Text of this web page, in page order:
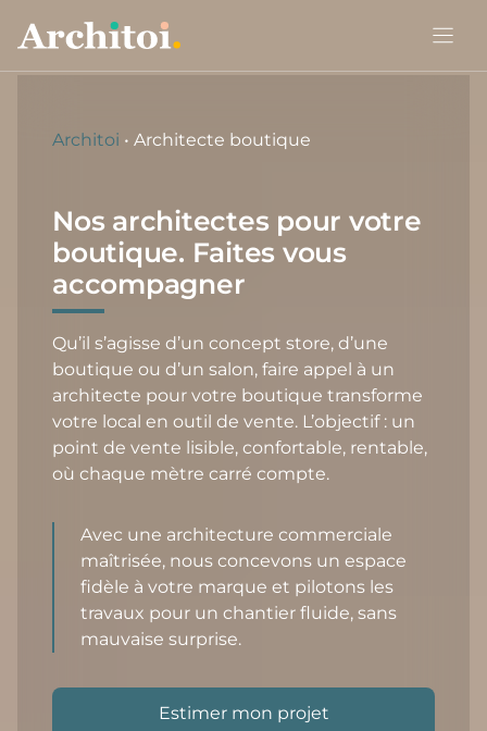
Architoi •Architecte boutique
Nos architectes pour votre
boutique. Faites vous
accompagner
Qu’il s’agisse d’un concept store, d’une
boutique ou d’un salon, faire appel à un
architecte pour votre boutique transforme
votre local en outil de vente. L’objectif : un
point de vente lisible, confortable, rentable,
où chaque mètre carré compte.
Avec une architecture commerciale
maîtrisée, nous concevons un espace
fidèle à votre marque et pilotons les
travaux pour un chantier fluide, sans
mauvaise surprise.
Estimer mon projet